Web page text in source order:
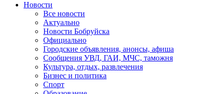
Новости
Все новости
Актуально
Новости Бобруйска
Официально
Городские объявления, анонсы, афиша
Сообщения УВД, ГАИ, МЧС, таможня
Культура, отдых, развлечения
Бизнес и политика
Спорт